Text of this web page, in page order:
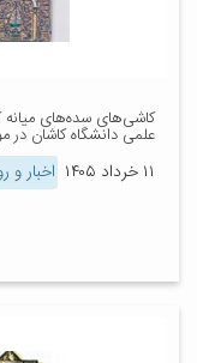
کاشی‌های سده‌های
علمی دانشگاه کاشان در
۱۱ خرداد ۱۴۰۵ اخبار و